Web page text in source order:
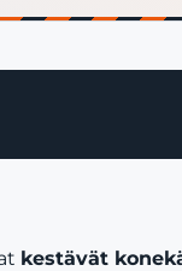
kestävät